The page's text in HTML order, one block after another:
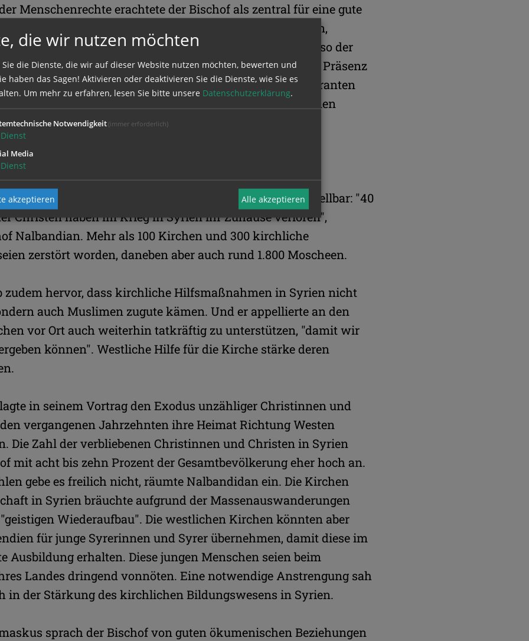
Menschenrechte erachtete der Bischof als zentral für eine gute
des Landes. Um das Bewusstsein dafür zu stärken,
viel mehr als bisher Brücken zu den Muslimen bauen", so der
Bischof Nalbandian. Der interreligiöse Dialog bzw. die Präsenz
Christen vor Ort im Orient seien auch die einzigen Garanten
Aufkommen radikaler Islamisten verhindert werden
Not im Land und der Zerstörungen sei eigentlich unvorstellbar: "40
Christen haben im Krieg in Syrien ihr Zuhause verloren",
Nalbandian. Mehr als 100 Kirchen und 300 kirchliche
zerstört worden, daneben aber auch rund 1.800 Moscheen.
zudem hervor, dass kirchliche Hilfsmaßnahmen in Syrien nicht
auch Muslimen zugute kämen. Und er appellierte an den
vor Ort auch weiterhin tatkräftig zu unterstützen, "damit wir
können". Westliche Hilfe für die Kirche stärke deren
in seinem Vortrag den Exodus unzähliger Christinnen und
vergangenen Jahrzehnten ihre Heimat Richtung Westen
Die Zahl der verbliebenen Christinnen und Christen in Syrien
mit acht bis zehn Prozent der Gesamtbevölkerung eher hoch an.
gebe es freilich nicht, räumte Nalbandidan ein. Die Kirchen
in Syrien bräuchte aufgrund der Massenauswanderungen
Wiederaufbau". Die westlichen Kirchen könnten aber
für junge Syrerinnen und Syrer übernehmen, damit diese im
Ausbildung erhalten. Diese jungen Menschen seien beim
Landes dringend vonnöten. Eine notwendige Anstrengung sah
in der Stärkung des kirchlichen Bildungswesens in Syrien.
sprach der Bischof von guten ökumenischen Beziehungen
die wir nutzen möchten
Sie die Dienste, die wir auf dieser Website nutzen möchten, bewerten und
haben das Sagen! Aktivieren oder deaktivieren Sie die Dienste, wie Sie es
Um mehr zu erfahren, lesen Sie bitte unsere Datenschutzerklärung.
Notwendigkeit (immer erforderlich)
Dienst
Media
Dienst
akzeptieren Alle akzeptieren